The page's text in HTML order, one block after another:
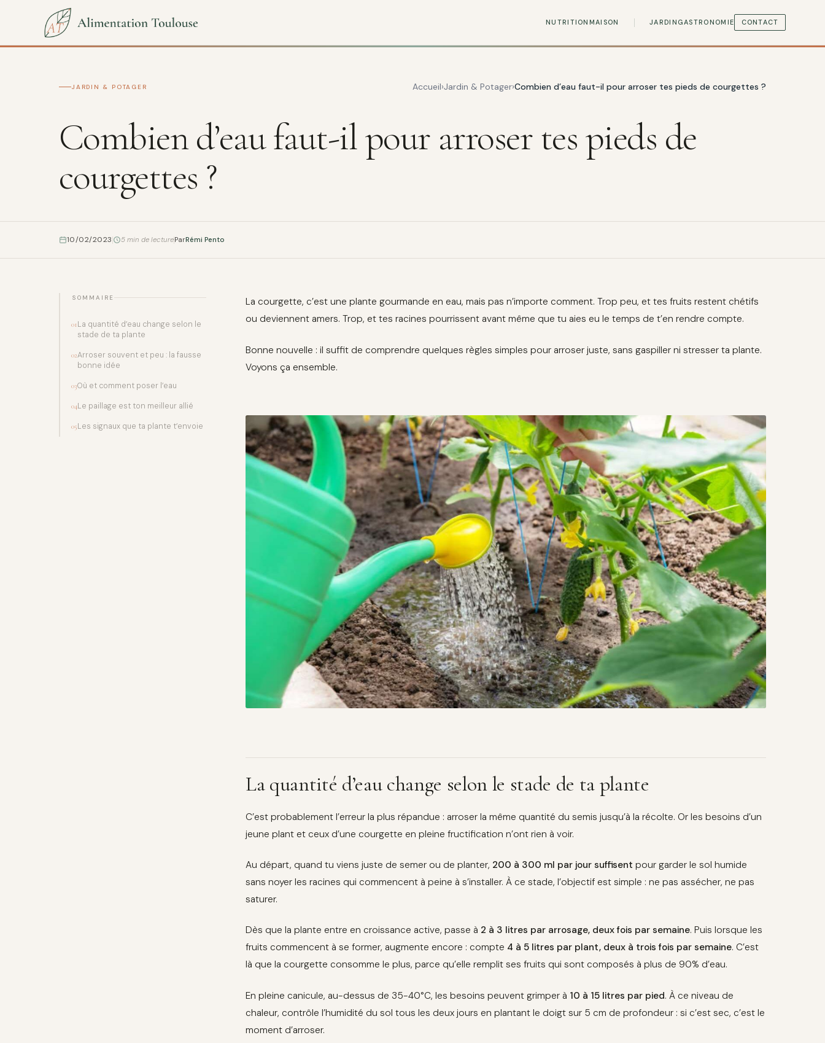
NUTRITION MAISON JARDIN GASTRONOMIE CONTACT
JARDIN & POTAGER Accueil Jardin & Potager Combien d’eau faut-il pour arroser tes pieds de courgettes ?
Combien d’eau faut-il pour arroser tes pieds de
courgettes ?
10/02/2023 5 min de lectureParRémi Pento
SOMMAIRE
01 La quantité d’eau change selon le
stade de ta plante
02Arroser souvent et peu : la fausse
bonne idée
03Où et comment poser l’eau
04Le paillage est ton meilleur allié
05Les signaux que ta plante t’envoie
La courgette, c’est une plante gourmande en eau, mais pas n’importe comment. Trop peu, et tes fruits restent chétifs
ou deviennent amers. Trop, et tes racines pourrissent avant même que tu aies eu le temps de t’en rendre compte.
Bonne nouvelle : il suffit de comprendre quelques règles simples pour arroser juste, sans gaspiller ni stresser ta plante.
Voyons ça ensemble.
La quantité d’eau change selon le stade de ta plante
C’est probablement l’erreur la plus répandue : arroser la même quantité du semis jusqu’à la récolte. Or les besoins d’un
jeune plant et ceux d’une courgette en pleine fructification n’ont rien à voir.
Au départ, quand tu viens juste de semer ou de planter, 200 à 300 ml par jour suffisent pour garder le sol humide
sans noyer les racines qui commencent à peine à s’installer. À ce stade, l’objectif est simple : ne pas assécher, ne pas
saturer.
Dès que la plante entre en croissance active, passe à 2 à 3 litres par arrosage, deux fois par semaine. Puis lorsque les
fruits commencent à se former, augmente encore : compte 4 à 5 litres par plant, deux à trois fois par semaine. C’est
là que la courgette consomme le plus, parce qu’elle remplit ses fruits qui sont composés à plus de 90% d’eau.
En pleine canicule, au-dessus de 35-40°C, les besoins peuvent grimper à 10 à 15 litres par pied. À ce niveau de
chaleur, contrôle l’humidité du sol tous les deux jours en plantant le doigt sur 5 cm de profondeur : si c’est sec, c’est le
moment d’arroser.